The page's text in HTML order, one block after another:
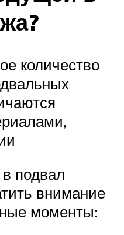
количество
подвал
внимание
моменты: